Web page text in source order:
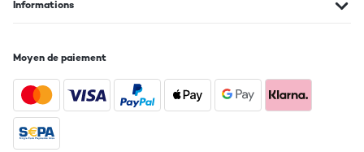
Informations
Moyen de paiement